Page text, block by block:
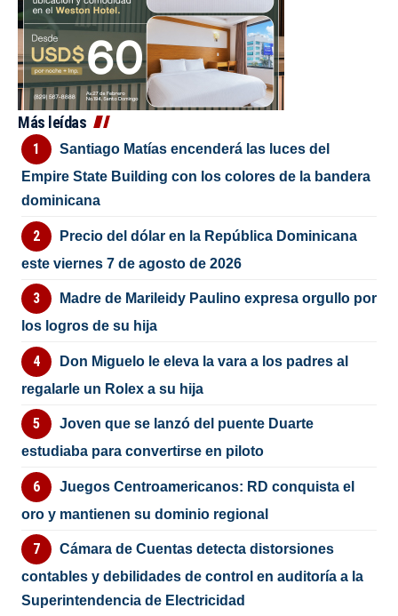
Más leídas
Santiago Matías encenderá las luces del
Empire State Building con los colores de la bandera
dominicana
Precio del dólar en la República Dominicana
este viernes 7 de agosto de 2026
Madre de Marileidy Paulino expresa orgullo por
los logros de su hija
Don Miguelo le eleva la vara a los padres al
regalarle un Rolex a su hija
Joven que se lanzó del puente Duarte
estudiaba para convertirse en piloto
Juegos Centroamericanos: RD conquista el
oro y mantienen su dominio regional
Cámara de Cuentas detecta distorsiones
contables y debilidades de control en auditoría a la
Superintendencia de Electricidad